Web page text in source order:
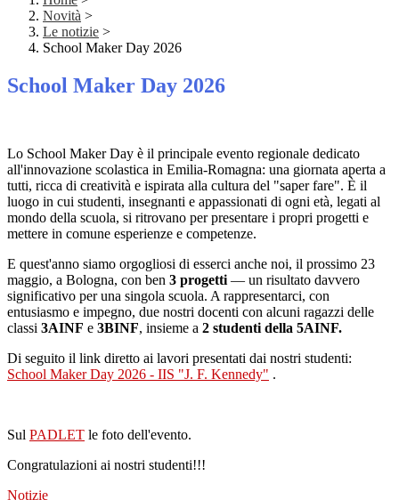
Novità >
Le notizie >
School Maker Day 2026
School Maker Day 2026
Lo School Maker Day è il principale evento regionale dedicato
all'innovazione scolastica in Emilia-Romagna: una giornata aperta a
tutti, ricca di creatività e ispirata alla cultura del "saper fare". È il
luogo in cui studenti, insegnanti e appassionati di ogni età, legati al
mondo della scuola, si ritrovano per presentare i propri progetti e
mettere in comune esperienze e competenze.
E quest'anno siamo orgogliosi di esserci anche noi, il prossimo 23
maggio, a Bologna, con ben 3 progetti — un risultato davvero
significativo per una singola scuola. A rappresentarci, con
entusiasmo e impegno, due nostri docenti con alcuni ragazzi delle
classi 3AINF e 3BINF, insieme a 2 studenti della 5AINF.
Di seguito il link diretto ai lavori presentati dai nostri studenti:
School Maker Day 2026 - IIS "J. F. Kennedy" .
Sul PADLET le foto dell'evento.
Congratulazioni ai nostri studenti!!!
Notizie